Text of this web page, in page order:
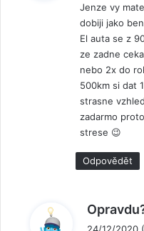
Jenze vy
dobiji jako
El auta se z
ze zadne
nebo 2x do
500km si dat
strasne
zadarmo
strese 😉
Odpovědět